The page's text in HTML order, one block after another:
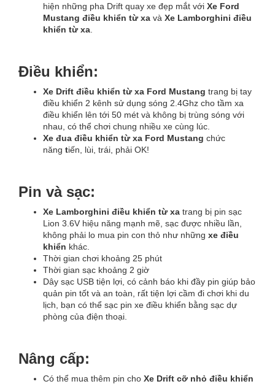
hiện những pha Drift quay xe đẹp mắt với Xe Ford
Mustang điều khiển từ xa và Xe Lamborghini điều
khiển từ xa
Điều khiển:
Xe Drift điều khiển từ xa Ford Mustang trang bị tay
điều khiển 2 kênh sử dụng sóng 2.4Ghz cho tầm xa
điều khiển lên tới 50 mét và không bị trùng sóng với
nhau, có thể chơi chung nhiều xe cùng lúc.
Xe đua điều khiển từ xa Ford Mustang chức
năng tiến, lùi, trái, phải OK!
Pin và sạc:
Xe Lamborghini điều khiển từ xa trang bị pin sạc
Lion 3.6V hiệu năng mạnh mẽ, sạc được nhiều lần,
không phải lo mua pin con thỏ như những xe điều
khiển khác.
Thời gian chơi khoảng 25 phút
Thời gian sạc khoảng 2 giờ
Dây sạc USB tiện lợi, có cảnh báo khi đầy pin giúp bảo
quản pin tốt và an toàn, rất tiện lợi cầm đi chơi khi du
lịch, bạn có thể sạc pin xe điều khiển bằng sạc dự
phòng của điện thoại.
Nâng cấp:
Có thể mua thêm pin cho Xe Drift cỡ nhỏ điều khiển